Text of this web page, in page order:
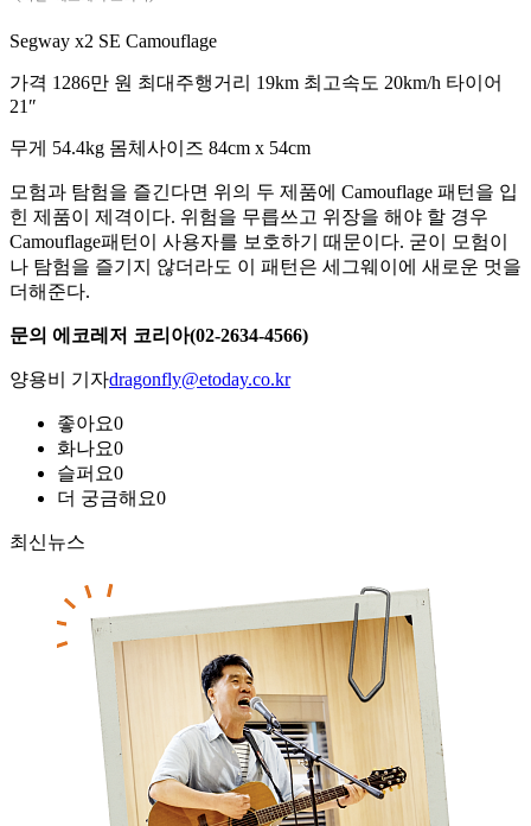
Segway x2 SE Camouflage
가격 1286만 원 최대주행거리 19km 최고속도 20km/h 타이어
21″
무게 54.4kg 몸체사이즈 84cm x 54cm
모험과 탐험을 즐긴다면 위의 두 제품에 Camouflage 패턴을 입
힌 제품이 제격이다. 위험을 무릅쓰고 위장을 해야 할 경우
Camouflage패턴이 사용자를 보호하기 때문이다. 굳이 모험이
나 탐험을 즐기지 않더라도 이 패턴은 세그웨이에 새로운 멋을
더해준다.
문의 에코레저 코리아(02-2634-4566)
양용비 기자dragonfly@etoday.co.kr
좋아요0
화나요0
슬퍼요0
더 궁금해요0
최신뉴스